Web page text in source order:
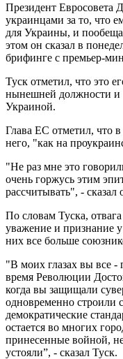
Президент Евросовета
украинцами за то, что
для Украины, и
этом он сказал в
брифинге с премьер-
Туск отметил, что это
нынешней должности и
Украиной.
Глава ЕС отметил, что
него, "как на
"Не раз мне это
очень горжусь этим
рассчитывать", - сказал
По словам Туска,
уважение и признание
них все больше
"В моих глазах вы все -
время Революции
когда вы защищали
одновременно строили
демократические
остается во многих
принесенные войной,
устояли”, - сказал Туск.